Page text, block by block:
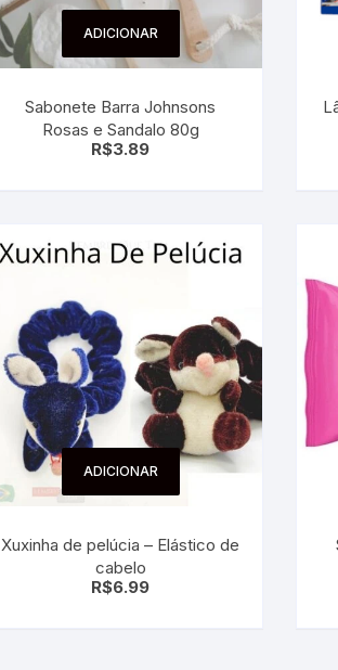
ADICIONAR
Sabonete Barra Johnsons
Rosas e Sandalo 80g
R$3.89
ADICIONAR
Xuxinha de pelúcia – Elástico de
cabelo
R$6.99